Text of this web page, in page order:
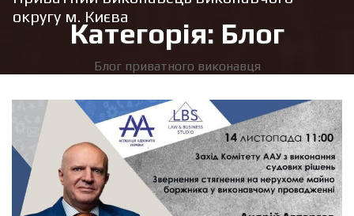
округу м. КиєваКатегорія: Блог
Блог приватного виконавця